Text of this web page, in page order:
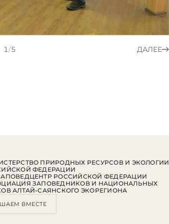
1/5 ДАЛЕЕ
ПРИРОДНЫХ РЕСУРСОВ И ЭКОЛОГИИ
ФЕДЕРАЦИИ
РОССИЙСКОЙ ФЕДЕРАЦИИ
ЗАПОВЕДНИКОВ И НАЦИОНАЛЬНЫХ
АЛТАЙ-САЯНСКОГО ЭКОРЕГИОНА
ВМЕСТЕ